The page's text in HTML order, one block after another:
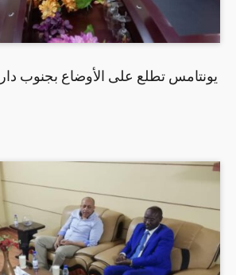
يونتامس تطلع على الأوضاع بجنوب